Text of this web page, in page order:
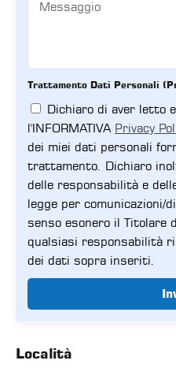
Trattamento Dati Personali
Dichiaro di aver letto
l'INFORMATIVA Privacy
dei miei dati personali
trattamento. Dichiaro
delle responsabilità e
legge per comunicazioni/
senso esonero il Titolare
qualsiasi responsabilità
dei dati sopra inseriti.
Località